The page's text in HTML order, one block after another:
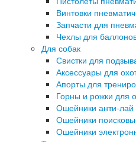
Винтовки
Запчасти для
Чехлы для
Для собак
Свистки для
Аксессуары для
Апорты для
Горны и рожки для
Ошейники анти-лай
Ошейники
Ошейники